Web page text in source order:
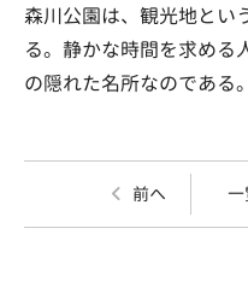
森川公園は、観光地とい
る。静かな時間を求める
の隠れた名所なのである。
前へ 一